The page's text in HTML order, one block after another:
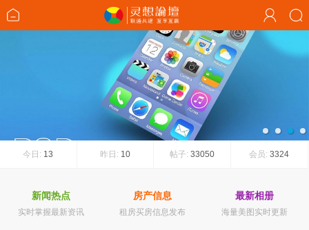
今日: 13 昨日: 10 帖子:33050 会员:3324
新闻热点
实时掌握最新资讯
房产信息
租房买房信息发布
最新相册
海量美图实时更新